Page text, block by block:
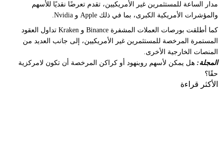
مدار الساعة للمستثمرين غير الأمريكيين، تقدم تعرضًا نقديًا للأسهم
والمؤشرات الأمريكية الكبرى، بما في ذلك Apple و Nvidia.
كما أطلقت بورصات العملات المشفرة Binance و Kraken تداول العقود
المستمرة المرخصة للمستثمرين غير الأمريكيين، إلى جانب العديد من
المنصات الخارجية الأخرى.
المجلة: هل يمكن لأسهم روبنهود أو كراكن المرخصة أن تكون لامركزية
حقًا؟
الأكثر قراءة